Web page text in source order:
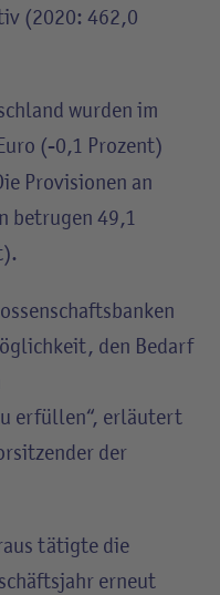
(2020: 462,0
wurden im
(-0,1 Prozent)
Provisionen an
betrugen 49,1
den Bedarf
erfüllen“, erläutert
der
tätigte die
erneut